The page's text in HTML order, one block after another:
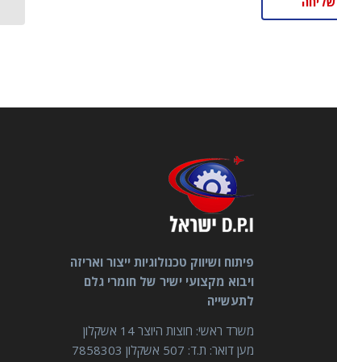
פיתוח ושיווק טכנולוגיות ייצור ואריזה
ויבוא מקצועי ישיר של חומרי גלם
לתעשייה
משרד ראשי: חוצות היוצר 14 אשקלון
מען דואר: ת.ד: 507 אשקלון 7858303